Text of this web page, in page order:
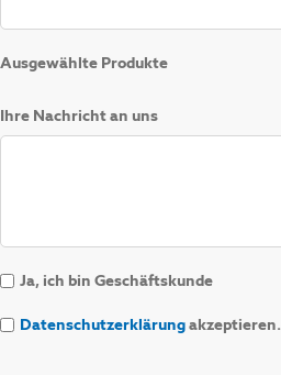
Ausgewählte Produkte
Ihre Nachricht an uns
Ja, ich bin Geschäftskunde
Datenschutzerklärungakzeptieren.